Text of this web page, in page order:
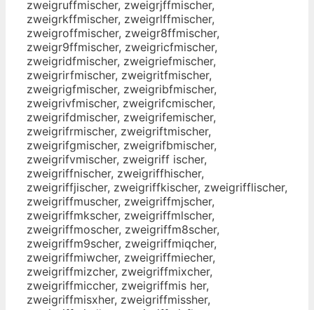
zweigruffmischer, zweigrjffmischer,
zweigrkffmischer, zweigrlffmischer,
zweigroffmischer, zweigr8ffmischer,
zweigr9ffmischer, zweigricfmischer,
zweigridfmischer, zweigriefmischer,
zweigrirfmischer, zweigritfmischer,
zweigrigfmischer, zweigribfmischer,
zweigrivfmischer, zweigrifcmischer,
zweigrifdmischer, zweigrifemischer,
zweigrifrmischer, zweigriftmischer,
zweigrifgmischer, zweigrifbmischer,
zweigrifvmischer, zweigriff ischer,
zweigriffnischer, zweigriffhischer,
zweigriffjischer, zweigriffkischer, zweigrifflischer,
zweigriffmuscher, zweigriffmjscher,
zweigriffmkscher, zweigriffmlscher,
zweigriffmoscher, zweigriffm8scher,
zweigriffm9scher, zweigriffmiqcher,
zweigriffmiwcher, zweigriffmiecher,
zweigriffmizcher, zweigriffmixcher,
zweigriffmiccher, zweigriffmis her,
zweigriffmisxher, zweigriffmissher,